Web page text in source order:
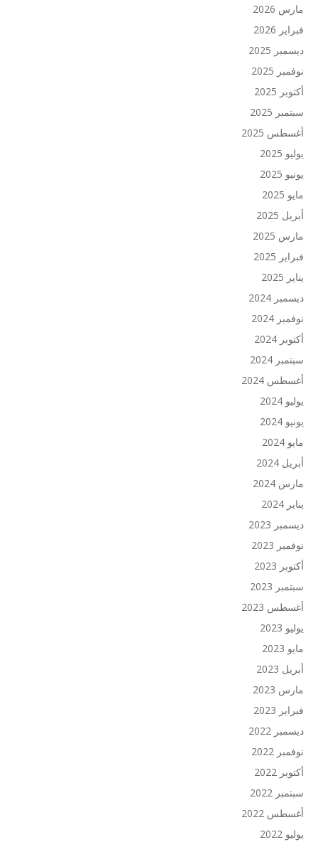
مارس 2026
فبراير 2026
ديسمبر 2025
نوفمبر 2025
أكتوبر 2025
سبتمبر 2025
أغسطس 2025
يوليو 2025
يونيو 2025
مايو 2025
أبريل 2025
مارس 2025
فبراير 2025
يناير 2025
ديسمبر 2024
نوفمبر 2024
أكتوبر 2024
سبتمبر 2024
أغسطس 2024
يوليو 2024
يونيو 2024
مايو 2024
أبريل 2024
مارس 2024
يناير 2024
ديسمبر 2023
نوفمبر 2023
أكتوبر 2023
سبتمبر 2023
أغسطس 2023
يوليو 2023
مايو 2023
أبريل 2023
مارس 2023
فبراير 2023
ديسمبر 2022
نوفمبر 2022
أكتوبر 2022
سبتمبر 2022
أغسطس 2022
يوليو 2022